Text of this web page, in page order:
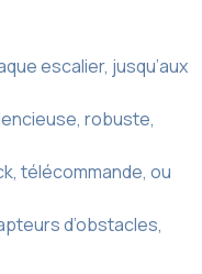
escalier, jusqu’aux
robuste,
télécommande, ou
d’obstacles,